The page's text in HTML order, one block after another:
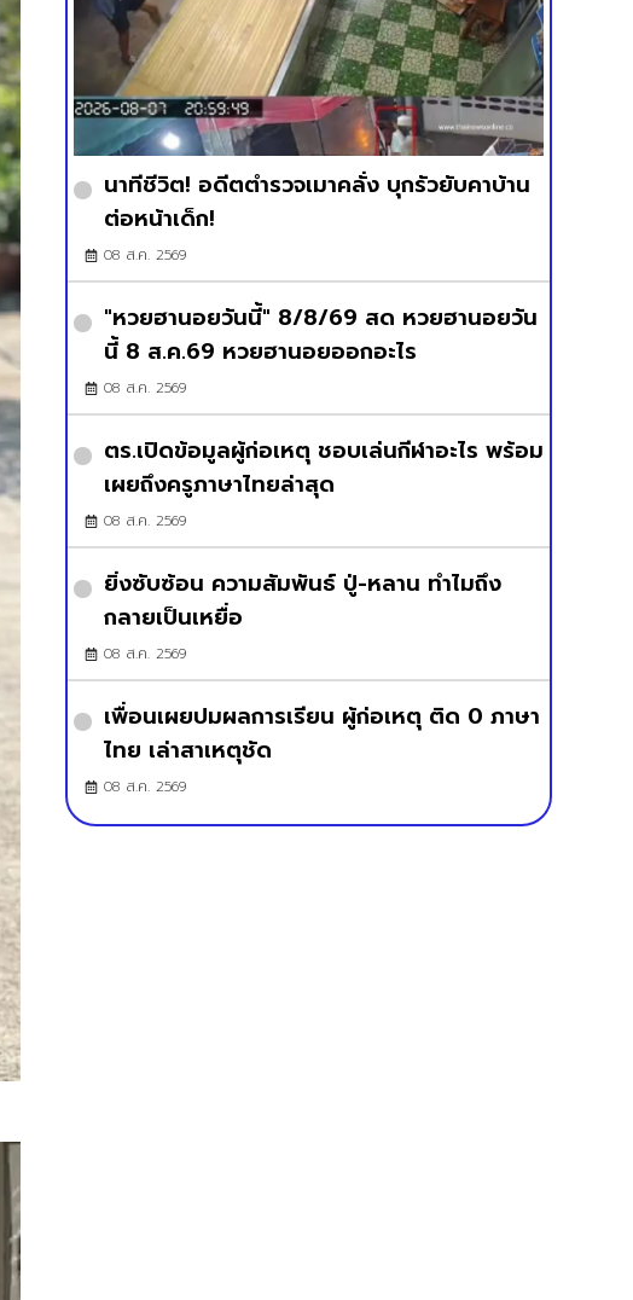
นาทีชีวิต! อดีตตำรวจเมาคลั่ง บุกรัวยับคาบ้าน
ต่อหน้าเด็ก!
08 ส.ค. 2569
"หวยฮานอยวันนี้" 8/8/69 สด หวยฮานอยวัน
นี้ 8 ส.ค.69 หวยฮานอยออกอะไร
08 ส.ค. 2569
ตร.เปิดข้อมูลผู้ก่อเหตุ ชอบเล่นกีฬาอะไร พร้อม
เผยถึงครูภาษาไทยล่าสุด
08 ส.ค. 2569
ยิ่งซับซ้อน ความสัมพันธ์ ปู่-หลาน ทำไมถึง
กลายเป็นเหยื่อ
08 ส.ค. 2569
เพื่อนเผยปมผลการเรียน ผู้ก่อเหตุ ติด 0 ภาษา
ไทย เล่าสาเหตุชัด
08 ส.ค. 2569